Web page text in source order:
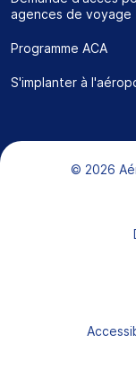
agences de voyage
Programme ACA
S'implanter à
Bas de
© 2026